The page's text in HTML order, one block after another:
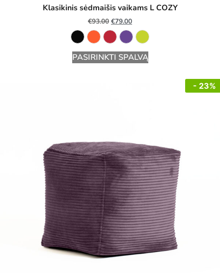
Klasikinis sėdmaišis vaikams L COZY
€93.00 €79.00
PASIRINKTI SPALVĄ
- 23%